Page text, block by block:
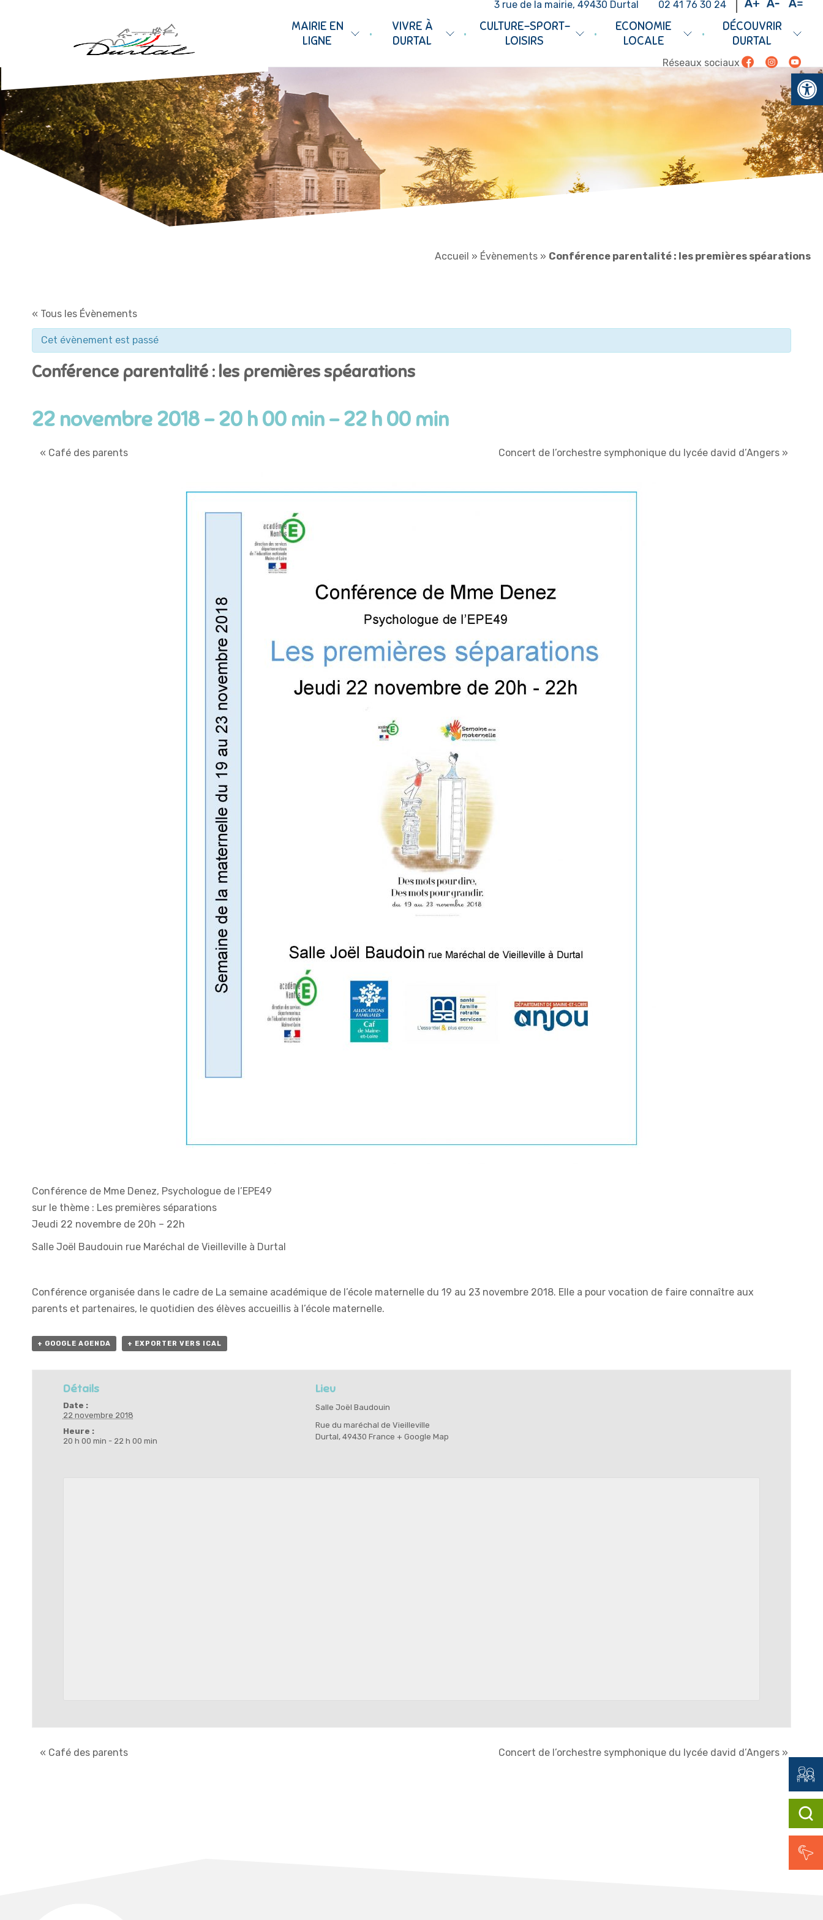
3 rue de la mairie, 49430 Durtal 02 41 76 30 24
MAIRIE EN
LIGNE
•
VIVRE À
DURTAL
•
CULTURE-SPORT-
LOISIRS
•
ECONOMIE
LOCALE
•
DÉCOUVRIR
DURTAL
Réseaux sociaux FacebookInstagram
Accueil » Évènements » Conférence parentalité : les premières spéarations
« Tous les Évènements
Cet évènement est passé
Conférence parentalité : les premières spéarations
22 novembre 2018 - 20 h 00 min-22 h 00 min
« Café des parents Concert de l’orchestre symphonique du lycée david d’Angers »
Conférence de Mme Denez, Psychologue de l’EPE49
sur le thème : Les premières séparations
Jeudi 22 novembre de 20h – 22h
Salle Joël Baudouin rue Maréchal de Vieilleville à Durtal
Conférence organisée dans le cadre de La semaine académique de l’école maternelle du 19 au 23 novembre 2018. Elle a pour vocation de faire connaître aux
parents et partenaires, le quotidien des élèves accueillis à l’école maternelle.
+ GOOGLE AGENDA + EXPORTER VERS ICAL
Détails
Date :
22 novembre 2018
Heure :
20 h 00 min - 22 h 00 min
Lieu
Salle Joël Baudouin
Rue du maréchal de Vieilleville
Durtal, 49430 France + Google Map
« Café des parents Concert de l’orchestre symphonique du lycée david d’Angers »